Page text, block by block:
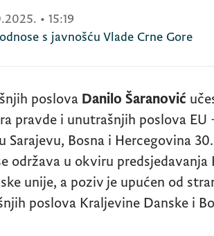
• 15:19
s javnošću Vlade Crne Gore
poslova Danilo Šaranović
pravde i unutrašnjih poslova EU
Sarajevu, Bosna i Hercegovina
održava u okviru predsjedavanja
unije, a poziv je upućen od
poslova Kraljevine Danske i